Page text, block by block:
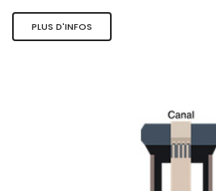
PLUS D'INFOS